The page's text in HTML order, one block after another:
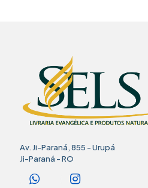
Av. Ji-Paraná, 855 - Urupá
Ji-Paraná - RO